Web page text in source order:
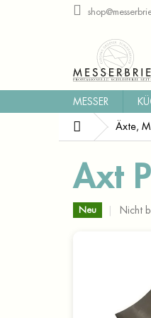
MESSER
StartseiteÄxte,
Axt
Neu
Die
Nicht